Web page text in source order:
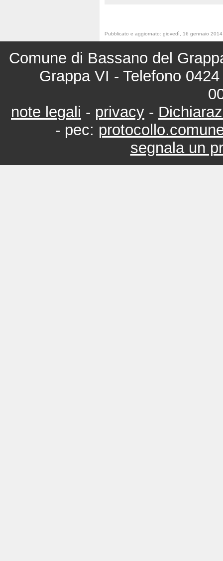
Pubblicato e aggiornato: giovedì, 16 gennaio 2014
Comune di Bassano del
Grappa VI - Telefono
note legali - privacy -
- pec:
segnala un